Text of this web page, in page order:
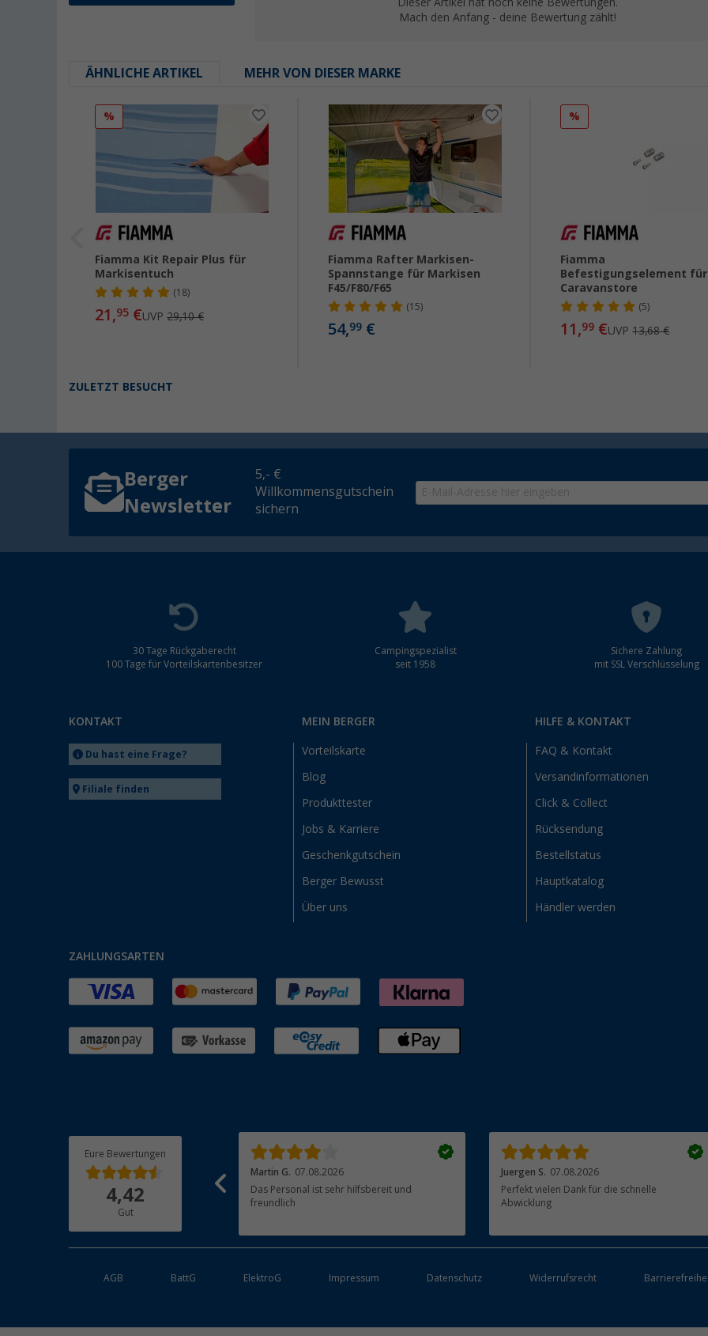
Dieser Artikel hat noch keine Bewertungen.
Mach den Anfang - deine Bewertung zählt!
ÄHNLICHE ARTIKEL MEHR VON DIESER MARKE
%
Fiamma Kit Repair Plus für
Markisentuch
(18)
21,95 €UVP29,10 €
Fiamma Rafter Markisen-
Spannstange für Markisen
F45/F80/F65
(15)
54,99€
%
Fiamma
Befestigungselement für
Caravanstore
(5)
11,99 €UVP13,68 €
ZULETZT BESUCHT
Berger
Newsletter
5,- €
Willkommensgutschein
sichern
30 Tage Rückgaberecht
100 Tage für Vorteilskartenbesitzer
Campingspezialist
seit 1958
Sichere Zahlung
mit SSL Verschlüsselung
KONTAKT
Du hast eine Frage?
Filiale finden
MEIN BERGER
Vorteilskarte
Blog
Produkttester
Jobs & Karriere
Geschenkgutschein
Berger Bewusst
Über uns
HILFE & KONTAKT
FAQ & Kontakt
Versandinformationen
Click & Collect
Rücksendung
Bestellstatus
Hauptkatalog
Händler werden
ZAHLUNGSARTEN
Eure Bewertungen
4,42
Gut
07.08.2026
Von der Bestellung weg bis zur Bezahlung,
Lieferung und Qualität hat alles gepasst.
Werde gerne wieder bestellen.
Martin G. 07.08.2026
Das Personal ist sehr hilfsbereit und
freundlich
Juergen S. 07.08.2026
Perfekt vielen Dank für die schnelle
Abwicklung
AGB BattG ElektroG Impressum Datenschutz Widerrufsrecht